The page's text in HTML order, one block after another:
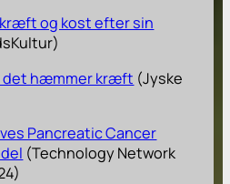
og kost efter sin
det hæmmer kræft (Jyske
Pancreatic Cancer
(Technology Network